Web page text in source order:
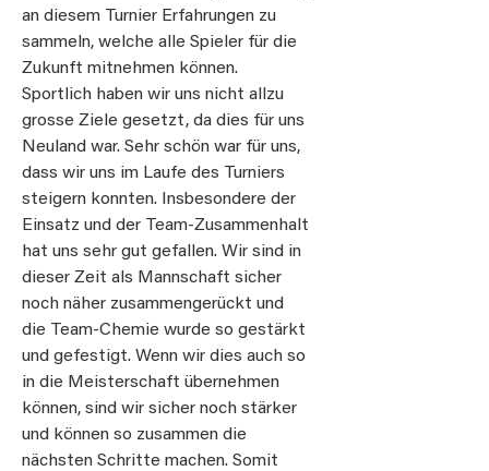
an diesem Turnier Erfahrungen zu
sammeln, welche alle Spieler für die
Zukunft mitnehmen können.
Sportlich haben wir uns nicht allzu
grosse Ziele gesetzt, da dies für uns
Neuland war. Sehr schön war für uns,
dass wir uns im Laufe des Turniers
steigern konnten. Insbesondere der
Einsatz und der Team-Zusammenhalt
hat uns sehr gut gefallen. Wir sind in
dieser Zeit als Mannschaft sicher
noch näher zusammengerückt und
die Team-Chemie wurde so gestärkt
und gefestigt. Wenn wir dies auch so
in die Meisterschaft übernehmen
können, sind wir sicher noch stärker
und können so zusammen die
nächsten Schritte machen. Somit